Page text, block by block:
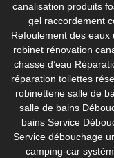
canalisation produits
gel raccordement
Refoulement des eaux
robinet rénovation
chasse d’eau
réparation toilettes
robinetterie salle de
salle de bains
bains Service
Service débouchage
camping-car